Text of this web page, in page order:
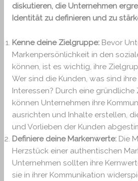
diskutieren, die Unternehmen
Identität zu definieren und zu
Kenne deine Zielgruppe:Bevor
Markenpersönlichkeit in den
können, ist es wichtig, ihre
Wer sind die Kunden, was sind
Interessen? Durch eine
können Unternehmen ihre
ausrichten und Inhalte erstellen,
und Vorlieben der Kunden
Definiere deine Markenwerte: Die
Herzstück einer authentischen
Unternehmen sollten ihre
sie in ihrer Kommunikation